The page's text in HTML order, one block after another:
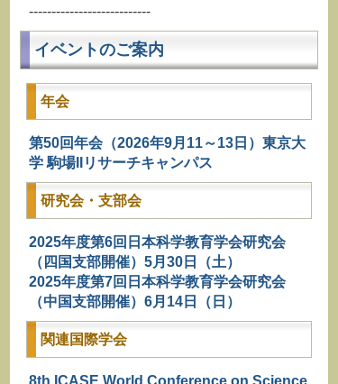
---------------------------
イベントのご案内
年会
第50回年会（2026年9月11～13日）東京大
学 駒場IIリサーチキャンパス
研究会・支部会
2025年度第6回日本科学教育学会研究会
（四国支部開催）5月30日（土）
2025年度第7回日本科学教育学会研究会
（中国支部開催）6月14日（日）
関連国際学会
8th ICASE World Conference on Science